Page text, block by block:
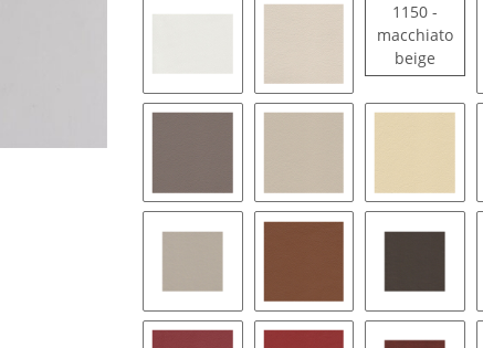
1163 - signalweiß1194 - porzellan
1150 -
macchiato
beige1150 -
1157 - stein mittel1180 - kiesel 1174 -
1190 - savannenbeige1178 - hellbraun1195 -